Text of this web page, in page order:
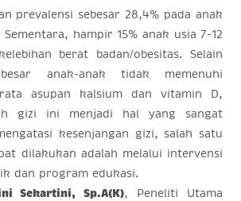
prevalensi sebesar 28,4% pada anak
hampir 15% anak usia 7-12
berat badan/obesitas. Selain
anak-anak tidak memenuhi
asupan kalsium dan vitamin D,
gizi ini menjadi hal yang sangat
kesenjangan gizi, salah satu
dilakukan adalah melalui intervensi
dan program edukasi.
Sekartini, Sp.A(K), Peneliti Utama